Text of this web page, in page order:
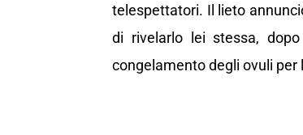
telespettatori. Il lieto
di rivelarlo lei stessa,
congelamento degli ovuli